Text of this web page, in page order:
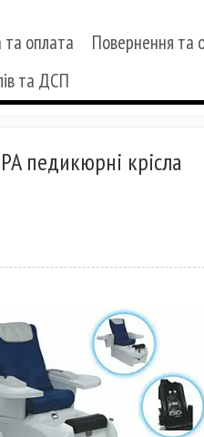
оплата Повернення та
та ДСП
педикюрні крісла